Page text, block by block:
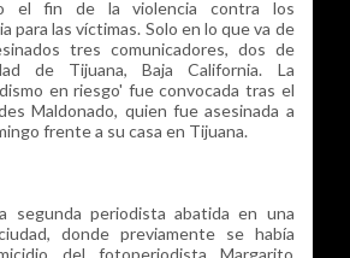
el fin de la violencia contra los
para las víctimas. Solo en lo que va de
tres comunicadores, dos de
de Tijuana, Baja California. La
en riesgo' fue convocada tras el
Maldonado, quien fue asesinada a
frente a su casa en Tijuana.
segunda periodista abatida en una
donde previamente se había
del fotoperiodista Margarito